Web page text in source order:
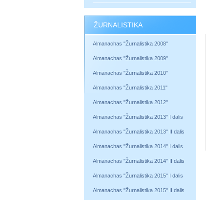
ŽURNALISTIKA
Almanachas "Žurnalistika 2008"
Almanachas "Žurnalistika 2009"
Almanachas "Žurnalistika 2010"
Almanachas "Žurnalistika 2011"
Almanachas "Žurnalistika 2012"
Almanachas "Žurnalistika 2013" I dalis
Almanachas "Žurnalistika 2013" II dalis
Almanachas "Žurnalistika 2014" I dalis
Almanachas "Žurnalistika 2014" II dalis
Almanachas "Žurnalistika 2015" I dalis
Almanachas "Žurnalistika 2015" II dalis